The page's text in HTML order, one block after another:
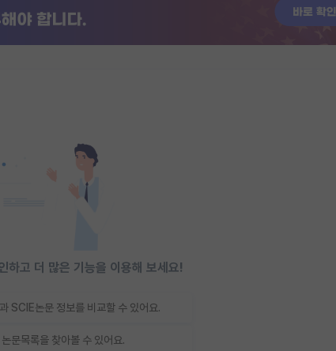
하고 더 많은 기능을 이용해 보세요!
SCIE논문 정보를 비교할 수 있어요.
문목록을 찾아볼 수 있어요.